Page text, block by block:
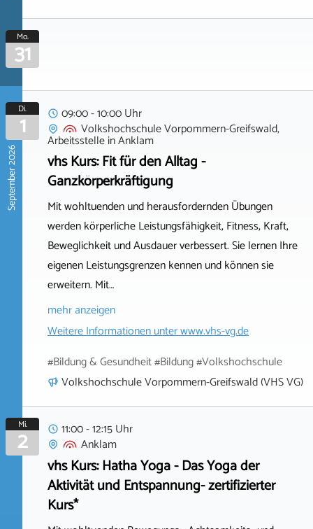
Mo.
31
September 2026
Di.
1
09:00 - 10:00 Uhr
Volkshochschule Vorpommern-Greifswald,
ArbeitsstelleinAnklam
vhs Kurs: Fit für den Alltag -
Ganzkörperkräftigung
Mit wohltuenden und herausfordernden Übungen
werden körperliche Leistungsfähigkeit, Fitness, Kraft,
Beweglichkeit und Ausdauer verbessert. Sie lernen Ihre
eigenen Leistungsgrenzen kennen und können sie
erweitern. Mit…
mehr anzeigen
Weitere Informationen unterwww.vhs-vg.de
#Bildung & Gesundheit #Bildung #Volkshochschule
Volkshochschule Vorpommern-Greifswald (VHS VG)
Mi.
2
11:00 - 12:15 Uhr
Anklam
vhs Kurs: Hatha Yoga - Das Yoga der
Aktivität und Entspannung- zertifizierter
Kurs*